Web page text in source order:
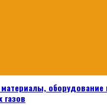
оборудование
газов